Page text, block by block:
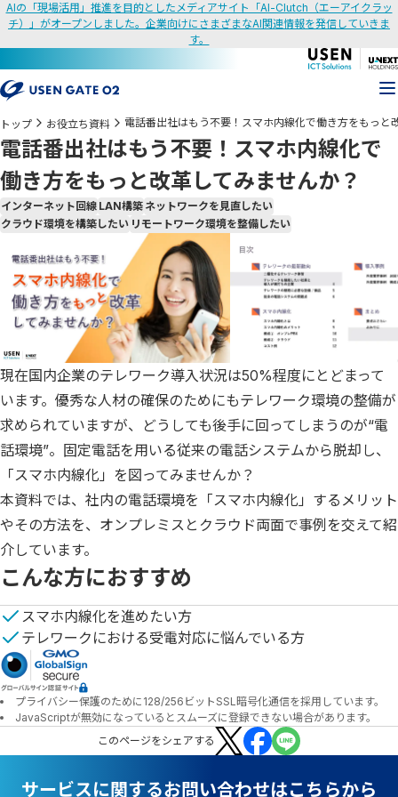
AIの「現場活用」推進を目的としたメディアサイト「AI-Clutch（エーアイクラッ
チ）」がオープンしました。企業向けにさまざまなAI関連情報を発信していきま
す。
トップ お役立ち資料 電話番出社はもう不要！スマホ内線化で働き方をもっと
電話番出社はもう不要！スマホ内線化で
働き方をもっと改革してみませんか？
インターネット回線 LAN構築 ネットワークを見直したい
クラウド環境を構築したい リモートワーク環境を整備したい
現在国内企業のテレワーク導入状況は50%程度にとどまって
います。優秀な人材の確保のためにもテレワーク環境の整備が
求められていますが、どうしても後手に回ってしまうのが“電
話環境”。固定電話を用いる従来の電話システムから脱却し、
「スマホ内線化」を図ってみませんか？
本資料では、社内の電話環境を「スマホ内線化」するメリット
やその方法を、オンプレミスとクラウド両面で事例を交えて紹
介しています。
こんな方におすすめ
スマホ内線化を進めたい方
テレワークにおける受電対応に悩んでいる方
プライバシー保護のために128/256ビットSSL暗号化通信を採用しています。
JavaScriptが無効になっているとスムーズに登録できない場合があります。
このページをシェアする
サービスに関するお問い合わせはこちらから